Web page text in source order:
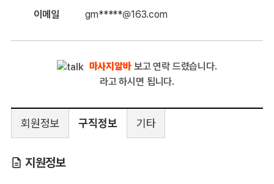
이메일
gm*****@163.com
마사지알바보고 연락 드렸습니다.
라고 하시면 됩니다.
회원정보 구직정보 기타
지원정보